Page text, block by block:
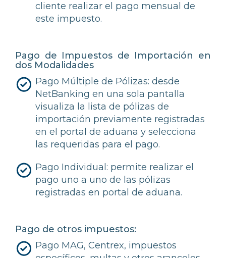
cliente realizar el pago mensual de
este impuesto.
Pago de Impuestos de Importación en
dos Modalidades
Pago Múltiple de Pólizas: desde
NetBanking en una sola pantalla
visualiza la lista de pólizas de
importación previamente registradas
en el portal de aduana y selecciona
las requeridas para el pago.
Pago Individual: permite realizar el
pago uno a uno de las pólizas
registradas en portal de aduana.
Pago de otros impuestos:
Pago MAG, Centrex, impuestos